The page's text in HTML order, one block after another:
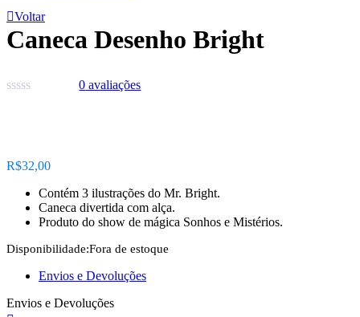
Voltar
Caneca Desenho Bright
0 avaliações
R$32,00
Contém 3 ilustrações do Mr. Bright.
Caneca divertida com alça.
Produto do show de mágica Sonhos e Mistérios.
Disponibilidade:Fora de estoque
Envios e Devoluções
Envios e Devoluções